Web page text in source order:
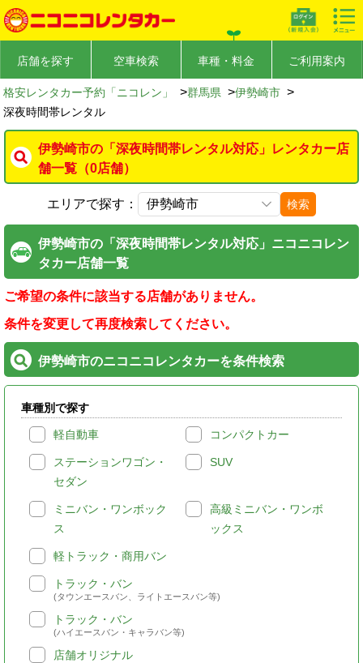
店舗を探す 空車検索 車種・料金 ご利用案内
格安レンタカー予約「ニコレン」 >群馬県 >伊勢崎市 >
深夜時間帯レンタル
伊勢崎市の「深夜時間帯レンタル対応」レンタカー店
舗一覧（0店舗）
エリアで探す： 検索
伊勢崎市の「深夜時間帯レンタル対応」ニコニコレン
タカー店舗一覧
ご希望の条件に該当する店舗がありません。
条件を変更して再度検索してください。
伊勢崎市のニコニコレンタカーを条件検索
車種別で探す
軽自動車 コンパクトカー
ステーションワゴン・
セダン
SUV
ミニバン・ワンボック
ス
高級ミニバン・ワンボ
ックス
軽トラック・商用バン
トラック・バン
(タウンエースバン、ライトエースバン等)
トラック・バン
(ハイエースバン・キャラバン等)
店舗オリジナル